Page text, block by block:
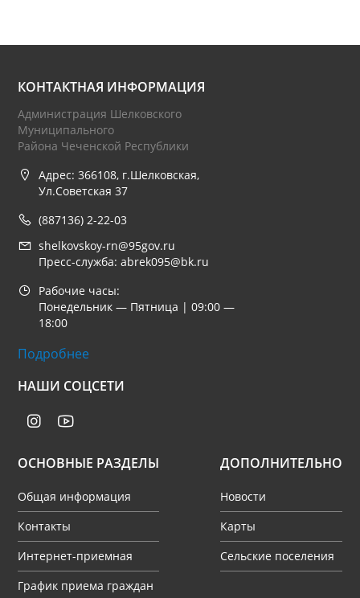
КОНТАКТНАЯ ИНФОРМАЦИЯ
Администрация Шелковского
Муниципального
Района Чеченской Республики
Адрес: 366108, г.Шелковская,
Ул.Советская 37
(887136) 2-22-03
shelkovskoy-rn@95gov.ru
Пресс-служба: abrek095@bk.ru
Рабочие часы:
Понедельник — Пятница | 09:00 —
18:00
Подробнее
НАШИ СОЦСЕТИ
ОСНОВНЫЕ РАЗДЕЛЫ
Общая информация
Контакты
Интернет-приемная
График приема граждан
ДОПОЛНИТЕЛЬНО
Новости
Карты
Сельские поселения